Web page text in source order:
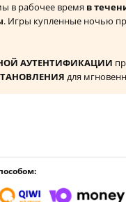
в рабочее время в
. Игры купленные ночью
АУТЕНТИФИКАЦИИ
для